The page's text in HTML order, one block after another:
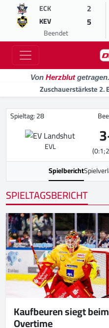
ECK 2
KEV 5
Beendet
Von Herzblut
Zuschauerstärkste 2.
Spieltag: 28
EVL 3
Spielbericht
SPIELTAGSBERICHT
Kaufbeuren siegt
Overtime